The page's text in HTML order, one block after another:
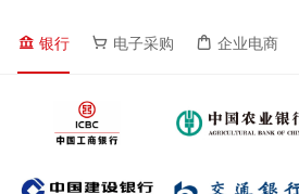
银行 电子采购 企业电商